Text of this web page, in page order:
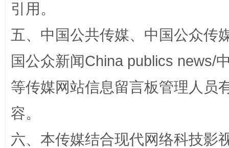
引用。
五、中国公共传媒、中国公众传
国公众新闻China publics news/
等传媒网站信息留言板管理人员
容。
六、本传媒结合现代网络科技影